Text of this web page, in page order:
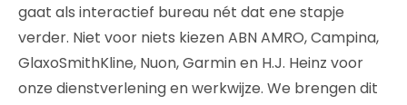
gaat als interactief bureau nét dat ene stapje
verder. Niet voor niets kiezen ABN AMRO, Campina,
GlaxoSmithKline, Nuon, Garmin en H.J. Heinz voor
onze dienstverlening en werkwijze. We brengen dit